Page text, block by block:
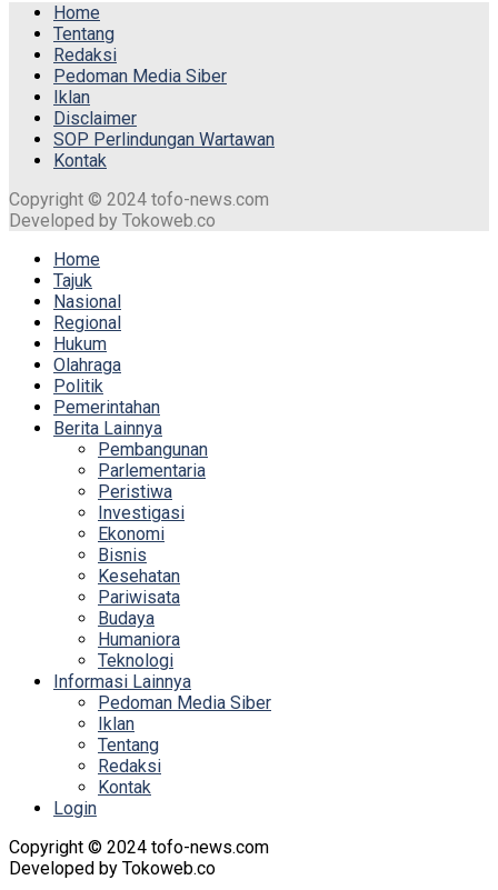
Home
Tentang
Redaksi
Pedoman Media Siber
Iklan
Disclaimer
SOP Perlindungan Wartawan
Kontak
Copyright © 2024 tofo-news.com
Developed by Tokoweb.co
Home
Tajuk
Nasional
Regional
Hukum
Olahraga
Politik
Pemerintahan
Berita Lainnya
Pembangunan
Parlementaria
Peristiwa
Investigasi
Ekonomi
Bisnis
Kesehatan
Pariwisata
Budaya
Humaniora
Teknologi
Informasi Lainnya
Pedoman Media Siber
Iklan
Tentang
Redaksi
Kontak
Login
Copyright © 2024 tofo-news.com
Developed by Tokoweb.co